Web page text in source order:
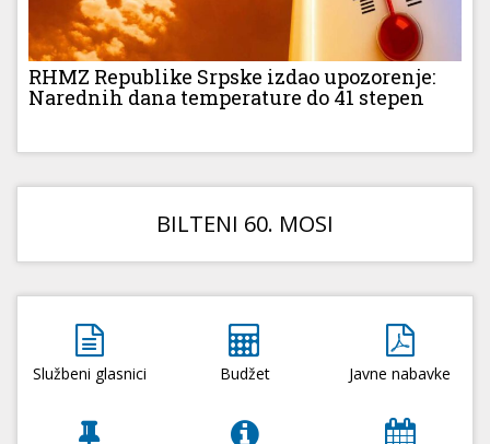
RHMZ Republike Srpske izdao upozorenje:
Narednih dana temperature do 41 stepen
BILTENI 60. MOSI
Službeni glasnici Budžet Javne nabavke